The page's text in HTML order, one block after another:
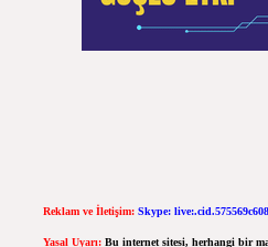
Reklam ve İletişim: Skype:
Yasal Uyarı: Bu internet sitesi, herhangi bir